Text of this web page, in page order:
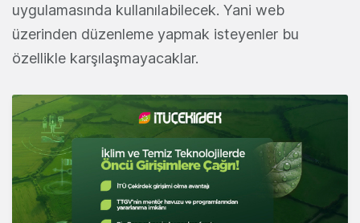
uygulamasında kullanılabilecek. Yani web
üzerinden düzenleme yapmak isteyenler bu
özellikle karşılaşmayacaklar.